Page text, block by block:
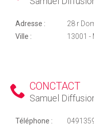
Adresse :
28 r
Ville :
13001 -
CONCTACT
Samuel
Téléphone :